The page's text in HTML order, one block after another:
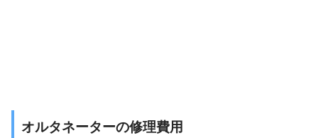
オルタネーターの修理費用